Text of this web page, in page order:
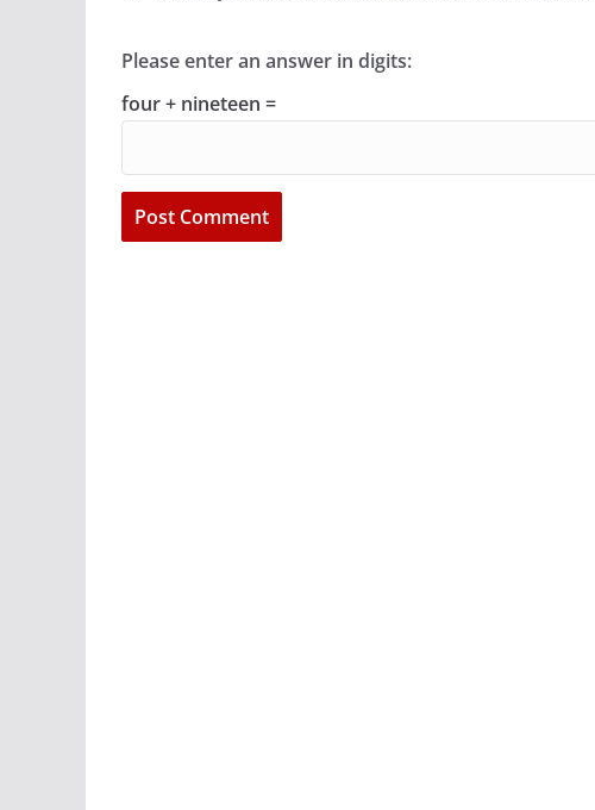
Please enter an answer in digits:
four + nineteen =